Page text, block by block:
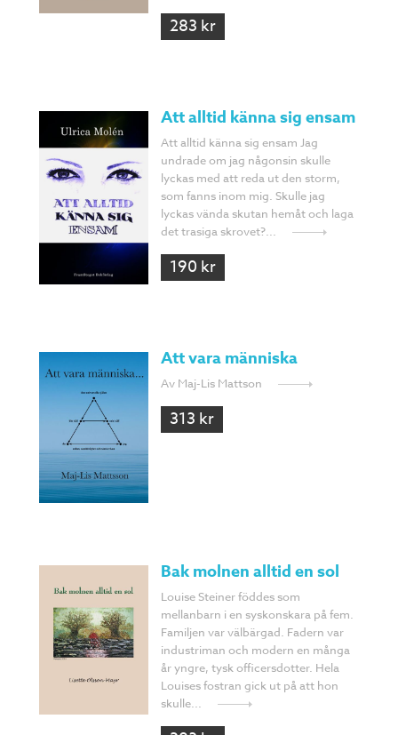
283 kr
Att alltid känna sig ensam
Att alltid känna sig ensam Jag
undrade om jag någonsin skulle
lyckas med att reda ut den storm,
som fanns inom mig. Skulle jag
lyckas vända skutan hemåt och laga
det trasiga skrovet?...
190 kr
Att vara människa
Av Maj-Lis Mattson
313 kr
Bak molnen alltid en sol
Louise Steiner föddes som
mellanbarn i en syskonskara på fem.
Familjen var välbärgad. Fadern var
industriman och modern en många
år yngre, tysk officersdotter. Hela
Louises fostran gick ut på att hon
skulle...